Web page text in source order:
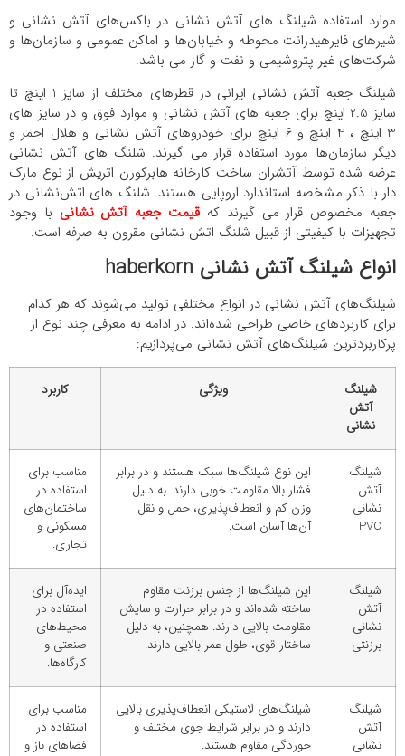
موارد استفاده شیلنگ های آتش نشانی در باکس‌های آتش نشانی و
شیرهای فایرهیدرانت محوطه و خیابان‌ها و اماکن عمومی و سازمان‌ها و
شرکت‌های غیر پتروشیمی و نفت و گاز می باشد.
شیلنگ جعبه آتش نشانی ایرانی
در قطر‌های مختلف از سایز 1 اینچ تا
سایز 2.5 اینچ برای جعبه های آتش نشانی و موارد فوق و در سایز های
3 اینچ ، 4 اینچ و 6 اینچ برای خودروهای آتش نشانی و هلال احمر و
دیگر سازمان‌ها مورد استفاده قرار می گیرند. شلنگ های آتش نشانی
عرضه شده توسط آتشران ساخت کارخانه هابرکورن اتریش از نوع مارک
دار با ذکر مشخصه استاندارد اروپایی هستند. شلنگ های اتش‌نشانی در
جعبه مخصوص قرار می گیرند کهقیمت جعبه آتش نشانیبا وجود
تجهیزات با کیفیتی از قبیل شلنگ اتش نشانی مقرون به صرفه است.
انواع شیلنگ آتش نشانی haberkorn
شیلنگ‌های آتش نشانی در انواع مختلفی تولید می‌شوند که هر کدام
برای کاربردهای خاصی طراحی شده‌اند. در ادامه به معرفی چند نوع از
پرکاربردترین شیلنگ‌های آتش نشانی می‌پردازیم:
شیلنگ
آتش
نشانی
ویژگی کاربرد
شیلنگ
آتش
نشانی
PVC
این نوع شیلنگ‌ها سبک هستند و در برابر
فشار بالا مقاومت خوبی دارند. به دلیل
وزن کم و انعطاف‌پذیری، حمل و نقل
آن‌ها آسان است.
مناسب برای
استفاده در
ساختمان‌های
مسکونی و
تجاری.
شیلنگ
آتش
نشانی
برزنتی
این شیلنگ‌ها از جنس برزنت مقاوم
ساخته شده‌اند و در برابر حرارت و سایش
مقاومت بالایی دارند. همچنین، به دلیل
ساختار قوی، طول عمر بالایی دارند.
ایده‌آل برای
استفاده در
محیط‌های
صنعتی و
کارگاه‌ها.
شیلنگ
آتش
نشانی
شیلنگ‌های لاستیکی انعطاف‌پذیری بالایی
دارند و در برابر شرایط جوی مختلف و
خوردگی مقاوم هستند.
مناسب برای
استفاده در
فضاهای باز و